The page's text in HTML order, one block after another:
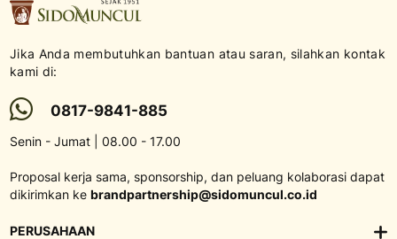
Jika Anda membutuhkan bantuan atau saran, silahkan kontak
kami di:
0817-9841-885
Senin - Jumat | 08.00 - 17.00
Proposal kerja sama, sponsorship, dan peluang kolaborasi dapat
dikirimkan ke brandpartnership@sidomuncul.co.id
PERUSAHAAN